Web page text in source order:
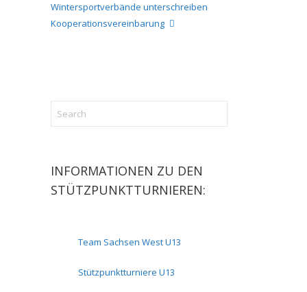
Wintersportverbände unterschreiben
Kooperationsvereinbarung
INFORMATIONEN ZU DEN
STÜTZPUNKTTURNIEREN:
Team Sachsen West U13
Stützpunktturniere U13